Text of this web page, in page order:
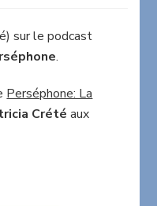
sur le podcast
.
Perséphone: La
Crété aux